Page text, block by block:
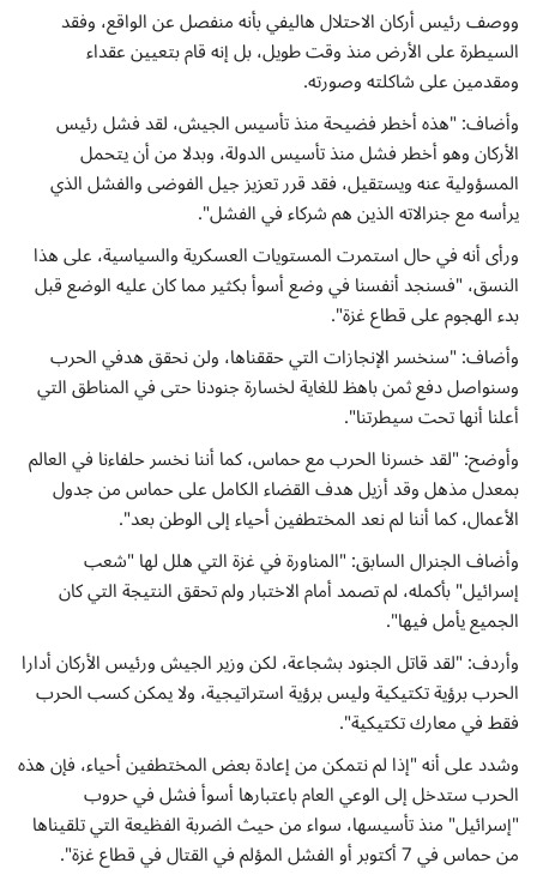
ووصف رئيس أركان الاحتلال هاليفي بأنه منفصل عن الواقع، وفقد
السيطرة على الأرض منذ وقت طويل، بل إنه قام بتعيين عقداء
ومقدمين على شاكلته وصورته.
وأضاف: "هذه أخطر فضيحة منذ تأسيس الجيش، لقد فشل رئيس
الأركان وهو أخطر فشل منذ تأسيس الدولة، وبدلا من أن يتحمل
المسؤولية عنه ويستقيل، فقد قرر تعزيز جيل الفوضى والفشل الذي
يرأسه مع جنرالاته الذين هم شركاء في الفشل".
ورأى أنه في حال استمرت المستويات العسكرية والسياسية، على هذا
النسق، "فسنجد أنفسنا في وضع أسوأ بكثير مما كان عليه الوضع قبل
بدء الهجوم على قطاع غزة".
وأضاف: "سنخسر الإنجازات التي حققناها، ولن نحقق هدفي الحرب
وسنواصل دفع ثمن باهظ للغاية لخسارة جنودنا حتى في المناطق التي
أعلنا أنها تحت سيطرتنا".
وأوضح: "لقد خسرنا الحرب مع حماس، كما أننا نخسر حلفاءنا في العالم
بمعدل مذهل وقد أزيل هدف القضاء الكامل على حماس من جدول
الأعمال، كما أننا لم نعد المختطفين أحياء إلى الوطن بعد".
وأضاف الجنرال السابق: "المناورة في غزة التي هلل لها "شعب
إسرائيل" بأكمله، لم تصمد أمام الاختبار ولم تحقق النتيجة التي كان
الجميع يأمل فيها".
وأردف: "لقد قاتل الجنود بشجاعة، لكن وزير الجيش ورئيس الأركان أدارا
الحرب برؤية تكتيكية وليس برؤية استراتيجية، ولا يمكن كسب الحرب
فقط في معارك تكتيكية".
وشدد على أنه "إذا لم نتمكن من إعادة بعض المختطفين أحياء، فإن هذه
الحرب ستدخل إلى الوعي العام باعتبارها أسوأ فشل في حروب
"إسرائيل" منذ تأسيسها، سواء من حيث الضربة الفظيعة التي تلقيناها
من حماس في 7 أكتوبر أو الفشل المؤلم في القتال في قطاع غزة".